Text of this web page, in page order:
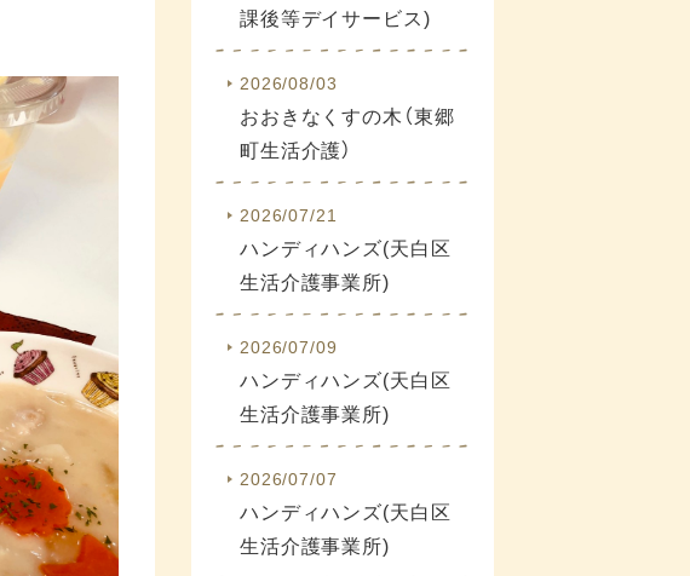
課後等デイサービス)
2026/08/03
おおきなくすの木（東郷
町生活介護）
2026/07/21
ハンディハンズ(天白区
生活介護事業所)
2026/07/09
ハンディハンズ(天白区
生活介護事業所)
2026/07/07
ハンディハンズ(天白区
生活介護事業所)